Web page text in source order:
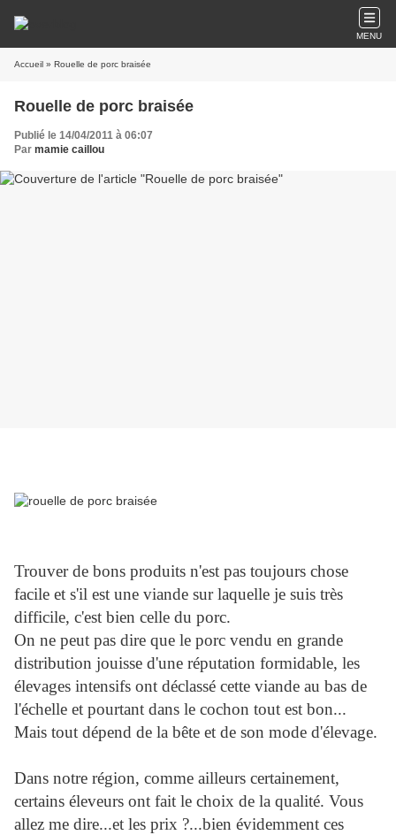
MENU
Accueil » Rouelle de porc braisée
Rouelle de porc braisée
Publié le 14/04/2011 à 06:07
Par mamie caillou
Trouver de bons produits n'est pas toujours chose
facile et s'il est une viande sur laquelle je suis très
difficile, c'est bien celle du porc.
On ne peut pas dire que le porc vendu en grande
distribution jouisse d'une réputation formidable, les
élevages intensifs ont déclassé cette viande au bas de
l'échelle et pourtant dans le cochon tout est bon...
Mais tout dépend de la bête et de son mode d'élevage.
Dans notre région, comme ailleurs certainement,
certains éleveurs ont fait le choix de la qualité. Vous
allez me dire...et les prix ?...bien évidemment ces